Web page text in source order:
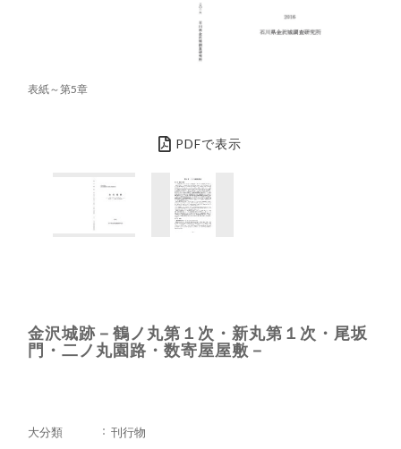
表紙～第5章
PDFで表示
金沢城跡－鶴ノ丸第１次・新丸第１次・尾坂
門・二ノ丸園路・数寄屋屋敷－
大分類
刊行物